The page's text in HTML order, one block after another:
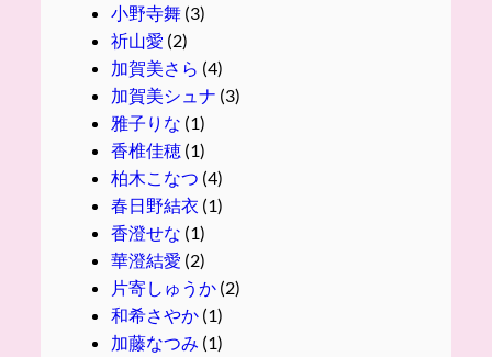
小野寺舞(3)
祈山愛 (2)
加賀美さら (4)
加賀美シュナ (3)
雅子りな (1)
香椎佳穂(1)
柏木こなつ (4)
春日野結衣 (1)
香澄せな (1)
華澄結愛 (2)
片寄しゅうか(2)
和希さやか(1)
加藤なつみ (1)